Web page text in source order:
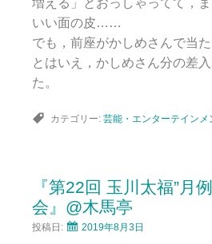
いい面の皮……
でも，前座がかしめさんで当た
とはいえ，かしめさん分の差
た。
カテゴリー: 芸能・エンターテインメ
『第22回 玉川太福”月
会』@木馬亭
投稿日: 2019年8月3日